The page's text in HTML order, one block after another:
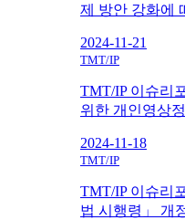
제 방안 강화에
2024-11-21
TMT/IP
TMT/IP 이슈리
위한 개인영상
2024-11-18
TMT/IP
TMT/IP 이슈리
법 시행령」 개